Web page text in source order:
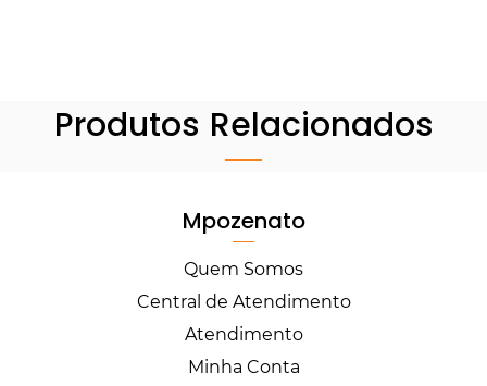
Produtos Relacionados
Mpozenato
Quem Somos
Central de Atendimento
Atendimento
Minha Conta